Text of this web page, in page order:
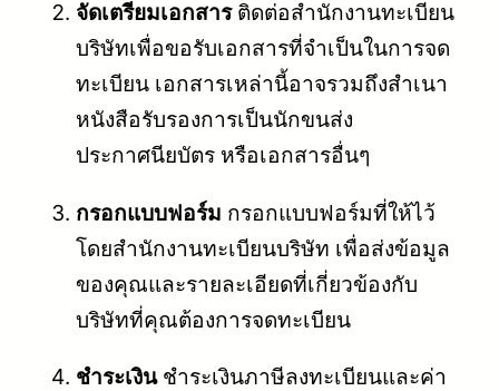
จัดเตรียมเอกสารติดต่อสำนักงานทะเบียน
บริษัทเพื่อขอรับเอกสารที่จำเป็นในการจด
ทะเบียน เอกสารเหล่านี้อาจรวมถึงสำเนา
หนังสือรับรองการเป็นนักขนส่ง
ประกาศนียบัตร หรือเอกสารอื่นๆ
กรอกแบบฟอร์ม กรอกแบบฟอร์มที่ให้ไว้
โดยสำนักงานทะเบียนบริษัท เพื่อส่งข้อมูล
ของคุณและรายละเอียดที่เกี่ยวข้องกับ
บริษัทที่คุณต้องการจดทะเบียน
ชำระเงินชำระเงินภาษีลงทะเบียนและค่า